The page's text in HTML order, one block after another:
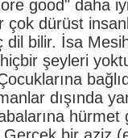
good" daha
çok dürüst
dil bilir. İsa
şeyleri
dışında
hürmet
bir aziz